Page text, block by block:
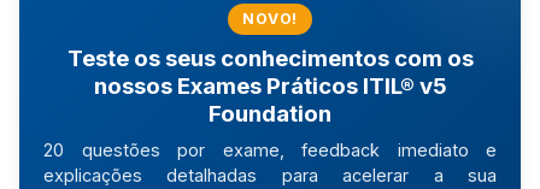
NOVO!
Teste os seus conhecimentos com os
nossos Exames Práticos ITIL® v5
Foundation
20 questões por exame, feedback imediato e
explicações detalhadas para acelerar a sua